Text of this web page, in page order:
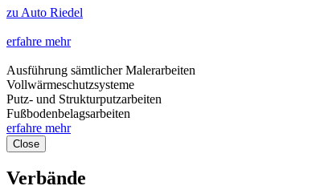
zu Auto Riedel
erfahre mehr
Ausführung sämtlicher Malerarbeiten
Vollwärmeschutzsysteme
Putz- und Strukturputzarbeiten
Fußbodenbelagsarbeiten
erfahre mehr
Close
Verbände